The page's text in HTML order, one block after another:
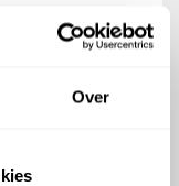
Over